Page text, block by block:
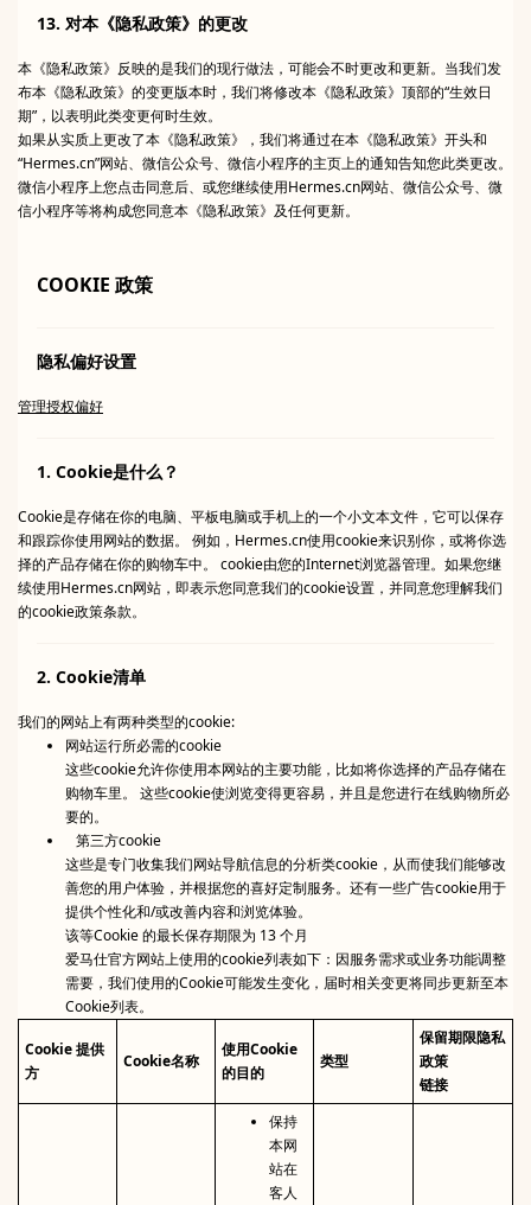
13. 对本《隐私政策》的更改
本《隐私政策》反映的是我们的现行做法，可能会不时更改和更新。当我们发
布本《隐私政策》的变更版本时，我们将修改本《隐私政策》顶部的“生效日
期”，以表明此类变更何时生效。
如果从实质上更改了本《隐私政策》，我们将通过在本《隐私政策》开头和
“Hermes.cn”网站、微信公众号、微信小程序的主页上的通知告知您此类更改。
微信小程序上您点击同意后、或您继续使用Hermes.cn网站、微信公众号、微
信小程序等将构成您同意本《隐私政策》及任何更新。
COOKIE 政策
隐私偏好设置
管理授权偏好
1. Cookie是什么？
Cookie是存储在你的电脑、平板电脑或手机上的一个小文本文件，它可以保存
和跟踪你使用网站的数据。 例如，Hermes.cn使用cookie来识别你，或将你选
择的产品存储在你的购物车中。 cookie由您的Internet浏览器管理。如果您继
续使用Hermes.cn网站，即表示您同意我们的cookie设置，并同意您理解我们
的cookie政策条款。
2. Cookie清单
我们的网站上有两种类型的cookie:
网站运行所必需的cookie
这些cookie允许你使用本网站的主要功能，比如将你选择的产品存储在
购物车里。 这些cookie使浏览变得更容易，并且是您进行在线购物所必
要的。
第三方cookie
这些是专门收集我们网站导航信息的分析类cookie，从而使我们能够改
善您的用户体验，并根据您的喜好定制服务。还有一些广告cookie用于
提供个性化和/或改善内容和浏览体验。
该等Cookie 的最长保存期限为 13 个月
爱马仕官方网站上使用的cookie列表如下：因服务需求或业务功能调整
需要，我们使用的Cookie可能发生变化，届时相关变更将同步更新至本
Cookie列表。
Cookie 提供
方
Cookie名称
使用Cookie
的目的
类型
保留期限隐私
政策
链接
保持
本网
站在
客人